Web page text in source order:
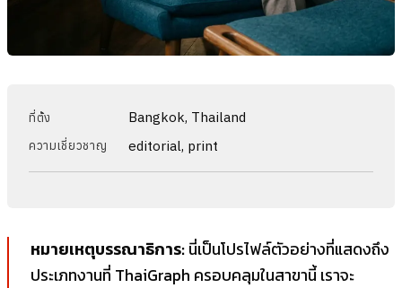
ที่ตั้ง Bangkok, Thailand
ความเชี่ยวชาญ editorial, print
หมายเหตุบรรณาธิการ:นี่เป็นโปรไฟล์ตัวอย่างที่แสดงถึง
ประเภทงานที่ ThaiGraph ครอบคลุมในสาขานี้ เราจะ